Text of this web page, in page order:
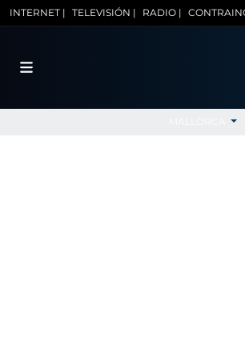
INTERNET | TELEVISIÓN | RADIO |